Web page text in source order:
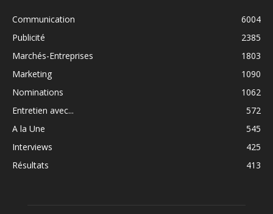
Communication
6004
Publicité
2385
Marchés-Entreprises
1803
Marketing
1090
Nominations
1062
Entretien avec...
572
A la Une
545
Interviews
425
Résultats
413